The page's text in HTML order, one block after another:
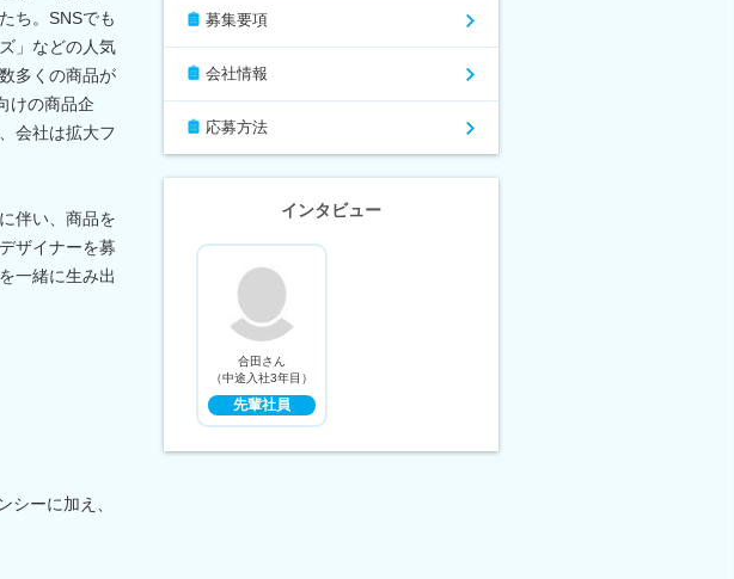
ち。SNSでも
」などの人気
多くの商品が
けの商品企
会社は拡大フ
伴い、商品を
ザイナーを募
一緒に生み出
シーに加え、
募集要項
会社情報
応募方法
インタビュー
合田さん
（中途入社3年目）
先輩社員